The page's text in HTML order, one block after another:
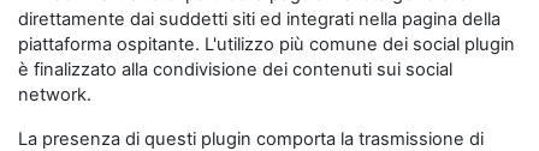
direttamente dai suddetti siti ed integrati nella pagina della
piattaforma ospitante. L'utilizzo più comune dei social plugin
è finalizzato alla condivisione dei contenuti sui social
network.
La presenza di questi plugin comporta la trasmissione di